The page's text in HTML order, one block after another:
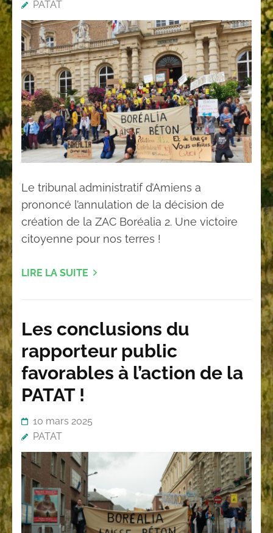
PATAT
Le tribunal administratif d’Amiens a
prononcé l’annulation de la décision de
création de la ZAC Boréalia 2. Une victoire
citoyenne pour nos terres !
LIRE LA SUITE
Les conclusions du
rapporteur public
favorables à l’action de la
PATAT !
10 mars 2025
PATAT